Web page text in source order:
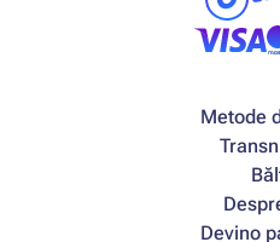
Metode
Devino